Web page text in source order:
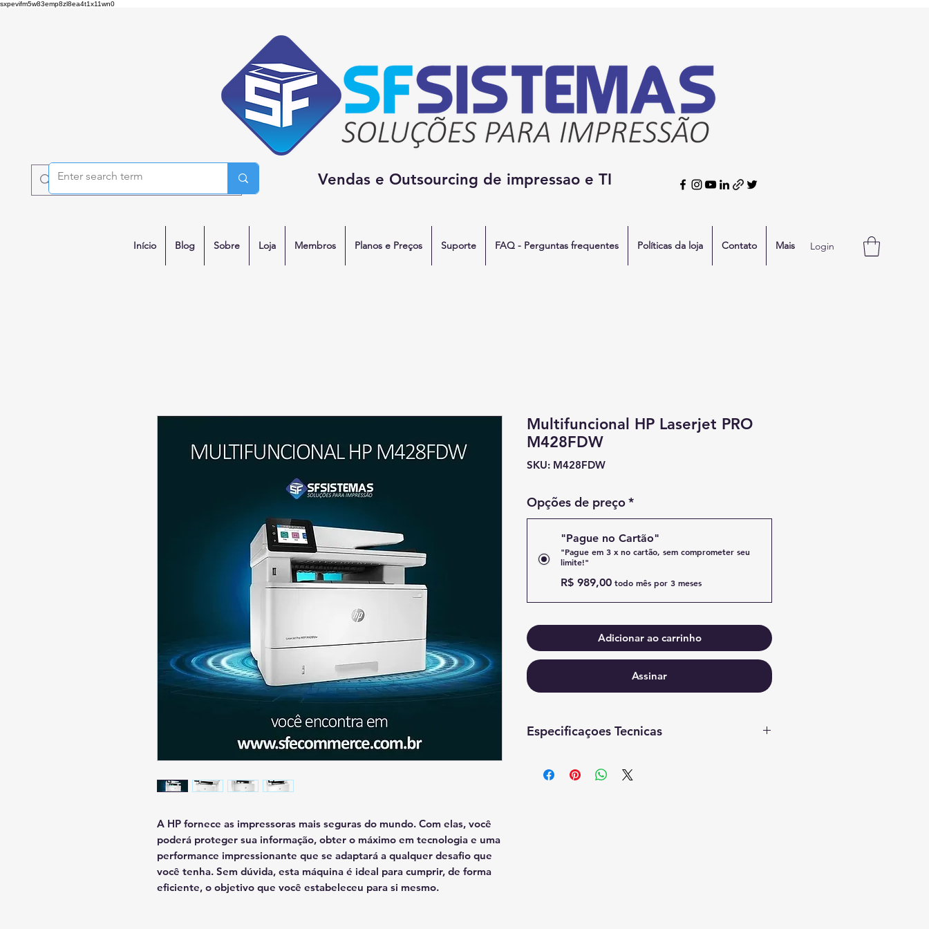
sxpevifm5w83emp8zl8ea4t1x11wn0
Vendas e Outsourcing de impressao e TI
Login
Início Blog Sobre Loja Membros Planos e Preços Suporte FAQ - Perguntas frequentes Políticas da loja Contato Mais
A HP fornece as impressoras mais seguras do mundo. Com elas, você
poderá proteger sua informação, obter o máximo em tecnologia e uma
performance impressionante que se adaptará a qualquer desafio que
você tenha. Sem dúvida, esta máquina é ideal para cumprir, de forma
eficiente, o objetivo que você estabeleceu para si mesmo.
Multifuncional HP Laserjet PRO
M428FDW
SKU: M428FDW
Opções de preço*
"Pague no Cartão"
"Pague em 3 x no cartão, sem comprometer seu
limite!"
R$ 989,00 todo mês por 3 meses
Adicionar ao carrinho
Assinar
Especificaçoes Tecnicas